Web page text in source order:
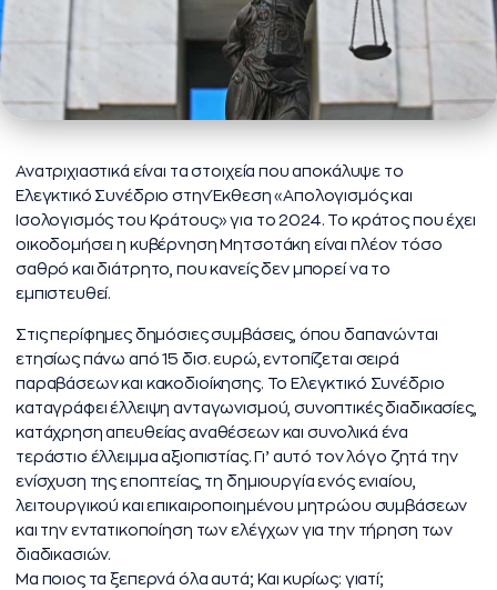
Ανατριχιαστικά είναι τα στοιχεία που αποκάλυψε το
Ελεγκτικό Συνέδριο στην Έκθεση «Απολογισμός και
Ισολογισμός του Κράτους» για το 2024. Το κράτος που έχει
οικοδομήσει η κυβέρνηση Μητσοτάκη είναι πλέον τόσο
σαθρό και διάτρητο, που κανείς δεν μπορεί να το
εμπιστευθεί.
Στις περίφημες δημόσιες συμβάσεις, όπου δαπανώνται
ετησίως πάνω από 15 δισ. ευρώ, εντοπίζεται σειρά
παραβάσεων και κακοδιοίκησης. Το Ελεγκτικό Συνέδριο
καταγράφει έλλειψη ανταγωνισμού, συνοπτικές διαδικασίες,
κατάχρηση απευθείας αναθέσεων και συνολικά ένα
τεράστιο έλλειμμα αξιοπιστίας. Γι’ αυτό τον λόγο ζητά την
ενίσχυση της εποπτείας, τη δημιουργία ενός ενιαίου,
λειτουργικού και επικαιροποιημένου μητρώου συμβάσεων
και την εντατικοποίηση των ελέγχων για την τήρηση των
διαδικασιών.
Μα ποιος τα ξεπερνά όλα αυτά; Και κυρίως: γιατί;